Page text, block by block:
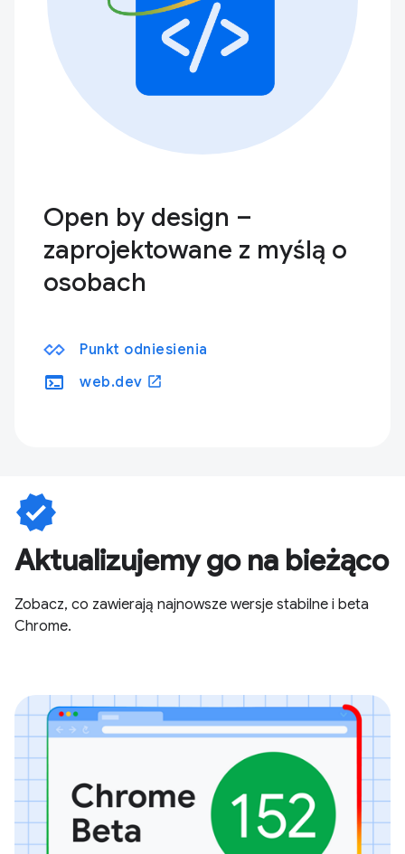
Open by design –
zaprojektowane z myślą o
osobach
Punkt odniesienia
terminal web.dev open_in_new
verified
Aktualizujemy go na bieżąco
Zobacz, co zawierają najnowsze wersje stabilne i beta
Chrome.